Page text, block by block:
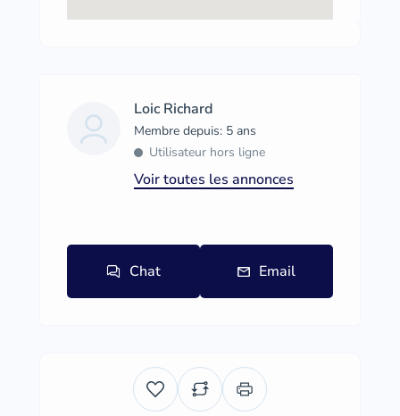
Loic Richard
Membre depuis: 5 ans
Utilisateur hors ligne
Voir toutes les annonces
Chat Email